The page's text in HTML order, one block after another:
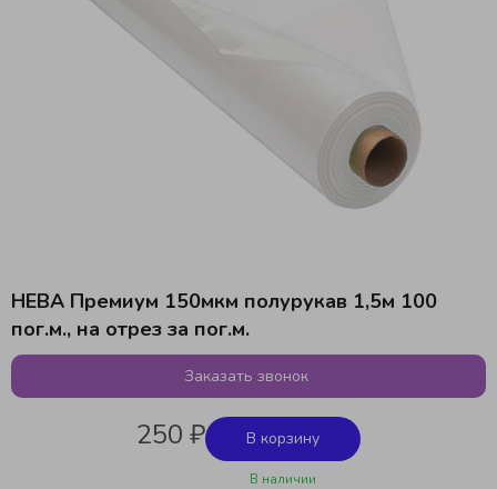
НЕВА Премиум 150мкм полурукав 1,5м 100
пог.м., на отрез за пог.м.
Заказать звонок
250 ₽ В корзину
В наличии